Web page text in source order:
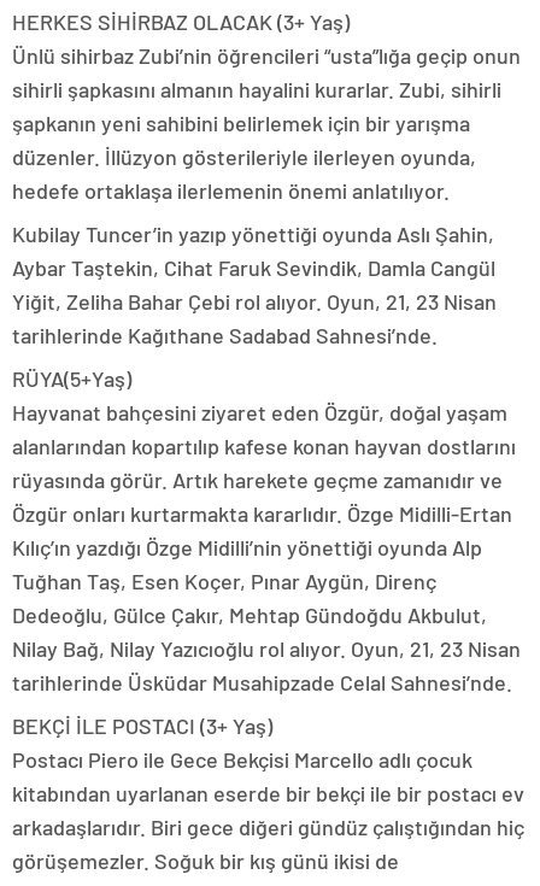
HERKES SİHİRBAZ OLACAK (3+ Yaş)
Ünlü sihirbaz Zubi’nin öğrencileri “usta”lığa geçip onun
sihirli şapkasını almanın hayalini kurarlar. Zubi, sihirli
şapkanın yeni sahibini belirlemek için bir yarışma
düzenler. İllüzyon gösterileriyle ilerleyen oyunda,
hedefe ortaklaşa ilerlemenin önemi anlatılıyor.
Kubilay Tuncer’in yazıp yönettiği oyunda Aslı Şahin,
Aybar Taştekin, Cihat Faruk Sevindik, Damla Cangül
Yiğit, Zeliha Bahar Çebi rol alıyor. Oyun, 21, 23 Nisan
tarihlerinde Kağıthane Sadabad Sahnesi’nde.
RÜYA(5+Yaş)
Hayvanat bahçesini ziyaret eden Özgür, doğal yaşam
alanlarından kopartılıp kafese konan hayvan dostlarını
rüyasında görür. Artık harekete geçme zamanıdır ve
Özgür onları kurtarmakta kararlıdır. Özge Midilli-Ertan
Kılıç’ın yazdığı Özge Midilli’nin yönettiği oyunda Alp
Tuğhan Taş, Esen Koçer, Pınar Aygün, Direnç
Dedeoğlu, Gülce Çakır, Mehtap Gündoğdu Akbulut,
Nilay Bağ, Nilay Yazıcıoğlu rol alıyor. Oyun, 21, 23 Nisan
tarihlerinde Üsküdar Musahipzade Celal Sahnesi’nde.
BEKÇİ İLE POSTACI (3+ Yaş)
Postacı Piero ile Gece Bekçisi Marcello adlı çocuk
kitabından uyarlanan eserde bir bekçi ile bir postacı ev
arkadaşlarıdır. Biri gece diğeri gündüz çalıştığından hiç
görüşemezler. Soğuk bir kış günü ikisi de